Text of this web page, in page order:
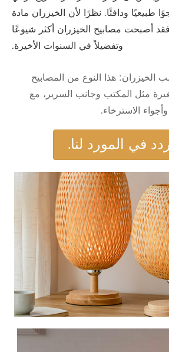
ودافئًا. نظرًا لأن الخيزران مادة
أصبحت مصابيح الخيزران أكثر شيوعًا
وتفضيلاً في السنوات الأخيرة.
هذا النوع من المصابيح
مثل المكتب وجانب السرير، مع
الاسترخاء.
في المورد لنا.